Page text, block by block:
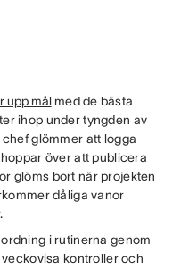
upp målmed de bästa
ihop under tyngden av
glömmer att logga
över att publicera
glöms bort när projekten
dåliga vanor
i rutinerna genom
kontroller och